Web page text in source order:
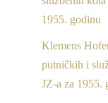
1955. godinu
Klemens
putničkih i
JZ-a za 1955.